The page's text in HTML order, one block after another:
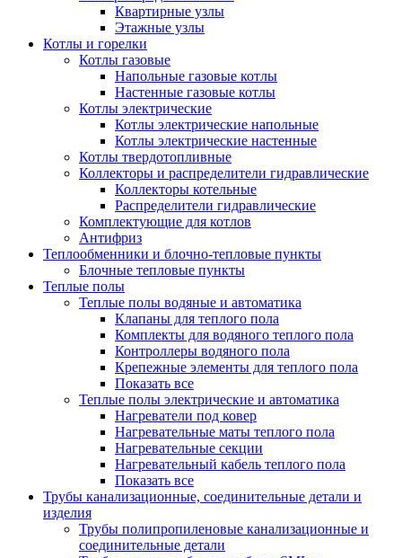
Квартирные узлы
Этажные узлы
Котлы и горелки
Котлы газовые
Напольные газовые котлы
Настенные газовые котлы
Котлы электрические
Котлы электрические напольные
Котлы электрические настенные
Котлы твердотопливные
Коллекторы и распределители гидравлические
Коллекторы котельные
Распределители гидравлические
Комплектующие для котлов
Антифриз
Теплообменники и блочно-тепловые пункты
Блочные тепловые пункты
Теплые полы
Теплые полы водяные и автоматика
Клапаны для теплого пола
Комплекты для водяного теплого пола
Контроллеры водяного пола
Крепежные элементы для теплого пола
Показать все
Теплые полы электрические и автоматика
Нагреватели под ковер
Нагревательные маты теплого пола
Нагревательные секции
Нагревательный кабель теплого пола
Показать все
Трубы канализационные, соединительные детали и
изделия
Трубы полипропиленовые канализационные и
соединительные детали